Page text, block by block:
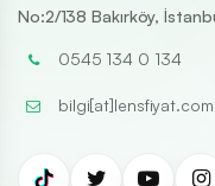
No:2/138 Bakırköy,
0545 134 0 134
bilgi[at]lensfiyat.com